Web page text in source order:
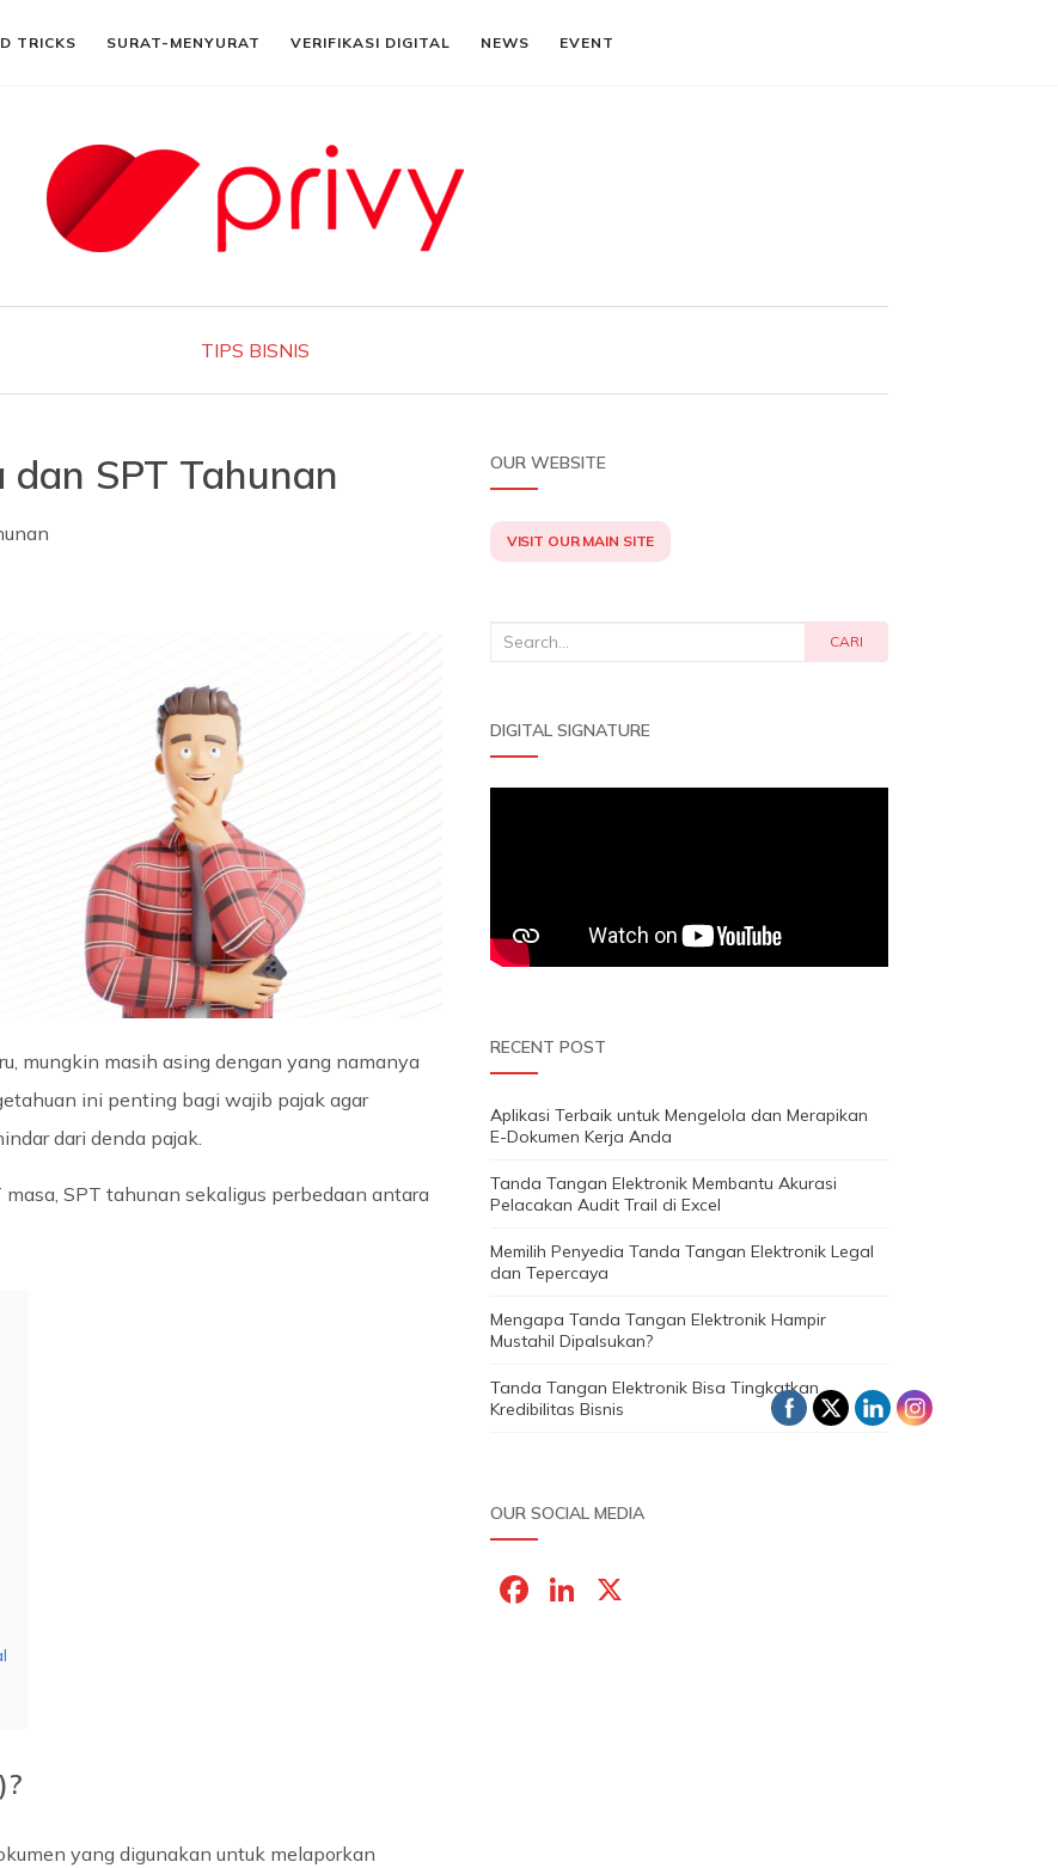
TRICKS SURAT-MENYURAT VERIFIKASI DIGITAL NEWS EVENT
TIPS BISNIS
dan SPT Tahunan
mungkin masih asing dengan yang namanya
ini penting bagi wajib pajak agar
dari denda pajak.
SPT tahunan sekaligus perbedaan antara
yang digunakan untuk melaporkan
OUR WEBSITE
VISIT OUR MAIN SITE
Search
CARI
DIGITAL SIGNATURE
RECENT POST
Aplikasi Terbaik untuk Mengelola dan Merapikan
E-Dokumen Kerja Anda
Tanda Tangan Elektronik Membantu Akurasi
Pelacakan Audit Trail di Excel
Memilih Penyedia Tanda Tangan Elektronik Legal
dan Tepercaya
Mengapa Tanda Tangan Elektronik Hampir
Mustahil Dipalsukan?
Tanda Tangan Elektronik Bisa Tingkatkan
Kredibilitas Bisnis
OUR SOCIAL MEDIA
F
Li